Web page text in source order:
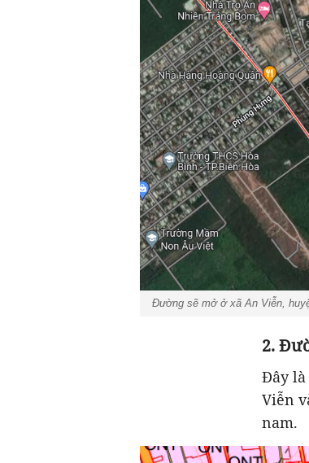
Đường sẽ mở ở xã An Viễn,
2.
Đây là
Viễn
nam.